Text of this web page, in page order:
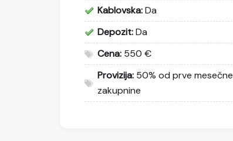
Kablovska:Da
Depozit:Da
Cena: 550 €
Provizija: 50% od prve mesečne
zakupnine